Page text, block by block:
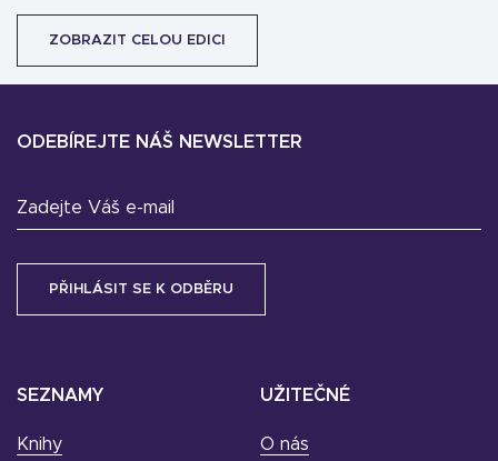
ZOBRAZIT CELOU EDICI
SEZNAMY
Knihy
UŽITEČNÉ
O nás
ODEBÍREJTE NÁŠ NEWSLETTER
Zadejte Váš e-mail